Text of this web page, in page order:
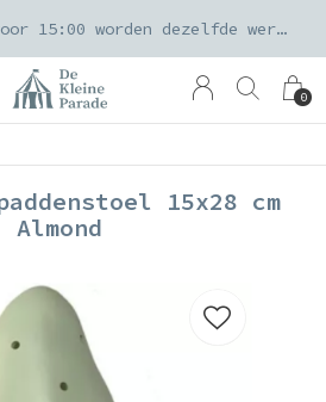
0
Orders geplaatst voor 15:00 worden dezelfde werkdag verzonden
15x28 cm
Almond